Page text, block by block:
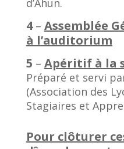
d’Ahun.
4– Assemblée
à l’auditorium
5 – Apéritif à la
Préparé et servi
(Association des
Stagiaires et
Pour clôturer